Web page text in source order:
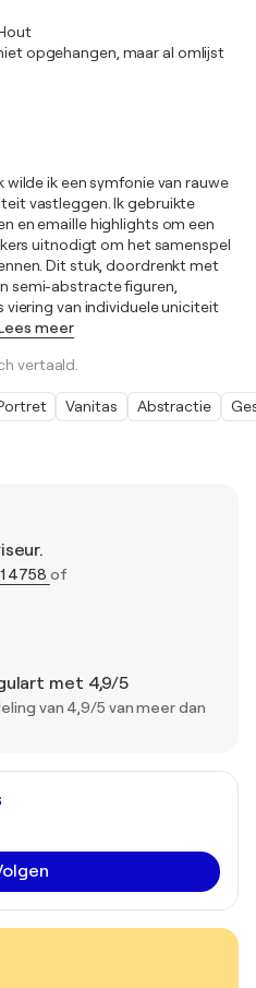
4758 of
met 4,9/5
van 4,9/5 van meer dan
opgehangen, maar al omlijst
ik een symfonie van rauwe
vastleggen. Ik gebruikte
en emaille highlights om een
uitnodigt om het samenspel
Dit stuk, doordrenkt met
semi-abstracte figuren,
van individuele uniciteit
meer
vertaald.
Vanitas Abstractie